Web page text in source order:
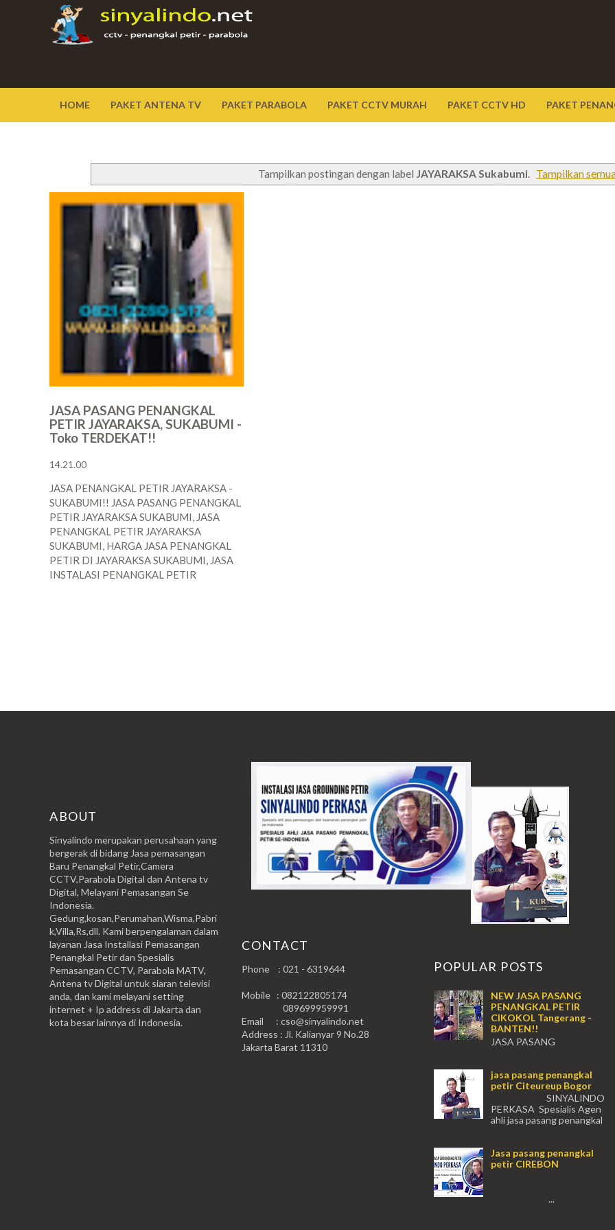
HOME PAKET ANTENA TV PAKET PARABOLA PAKET CCTV MURAH PAKET CCTV HD PAKET
Tampilkan postingan dengan label JAYARAKSA Sukabumi. Tampilkan
JASA PASANG PENANGKAL
PETIR JAYARAKSA, SUKABUMI -
Toko TERDEKAT!!
14.21.00
JASA PENANGKAL PETIR JAYARAKSA -
SUKABUMI!! JASA PASANG PENANGKAL
PETIR JAYARAKSA SUKABUMI, JASA
PENANGKAL PETIR JAYARAKSA
SUKABUMI, HARGA JASA PENANGKAL
PETIR DI JAYARAKSA SUKABUMI, JASA
INSTALASI PENANGKAL PETIR
ABOUT
Sinyalindo merupakan perusahaan yang
bergerak di bidang Jasa pemasangan
Baru Penangkal Petir,Camera
CCTV,Parabola Digital dan Antena tv
Digital, Melayani Pemasangan Se
Indonesia.
Gedung,kosan,Perumahan,Wisma,Pabri
k,Villa,Rs,dll. Kami berpengalaman dalam
layanan Jasa Installasi Pemasangan
Penangkal Petir dan Spesialis
Pemasangan CCTV, Parabola MATV,
Antena tv Digital untuk siaran televisi
anda, dan kami melayani setting
internet + Ip address di Jakarta dan
kota besar lainnya di Indonesia.
CONTACT
Phone : 021 - 6319644
Mobile : 082122805174
089699959991
Email : cso@sinyalindo.net
Address : Jl. Kalianyar 9 No.28
Jakarta Barat 11310
POPULAR POSTS
NEW JASA PASANG
PENANGKAL PETIR
CIKOKOL Tangerang -
BANTEN!!
JASA PASANG
PENANGKAL PETIR CIKOKOL
TANGERANG , JASA PENANGKAL
PETIR CIKOKOL TANGERANG ...
jasa pasang penangkal
petir Citeureup Bogor
SINYALINDO
PERKASA Spesialis Agen
ahli jasa pasang penangkal
Jasa pasang penangkal
petir CIREBON
...